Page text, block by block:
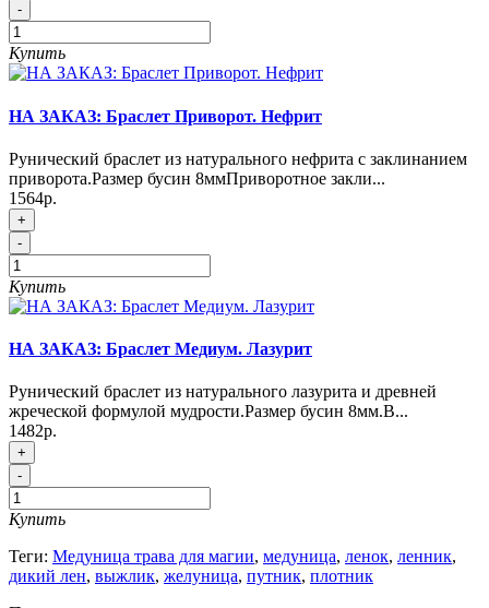
-
Купить
НА ЗАКАЗ: Браслет Приворот. Нефрит
Рунический браслет из натурального нефрита с заклинанием
приворота.Размер бусин 8ммПриворотное закли...
1564р.
+
-
Купить
НА ЗАКАЗ: Браслет Медиум. Лазурит
Рунический браслет из натурального лазурита и древней
жреческой формулой мудрости.Размер бусин 8мм.В...
1482р.
+
-
Купить
Теги: Медуница трава для магии, медуница, ленок, ленник,
дикий лен, выжлик, желуница, путник, плотник